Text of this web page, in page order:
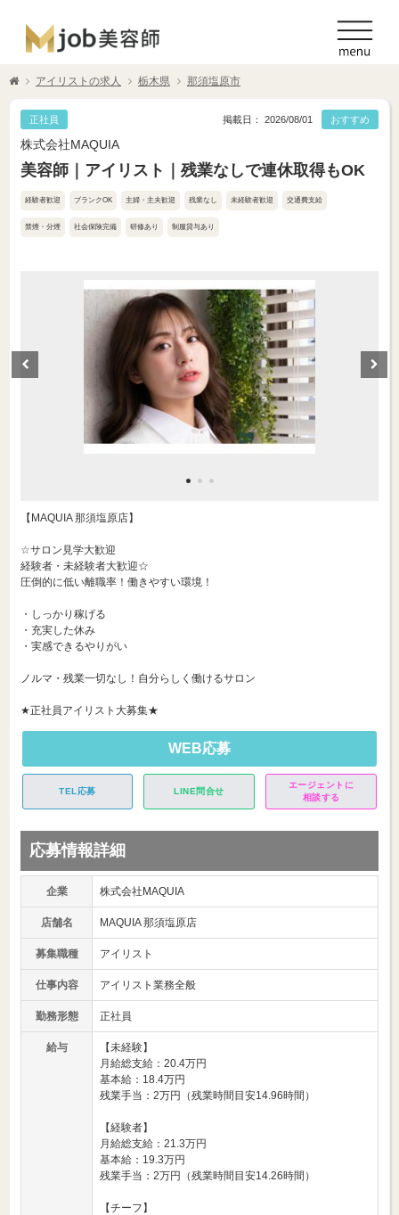
アイリストの求人 栃木県 那須塩原市
正社員 おすすめ
掲載日： 2026/08/01
株式会社MAQUIA
美容師｜アイリスト｜残業なしで連休取得もOK
経験者歓迎 ブランクOK 主婦・主夫歓迎 残業なし 未経験者歓迎 交通費支給
禁煙・分煙 社会保険完備 研修あり 制服貸与あり
【MAQUIA 那須塩原店】
☆サロン見学大歓迎
経験者・未経験者大歓迎☆
圧倒的に低い離職率！働きやすい環境！
・しっかり稼げる
・充実した休み
・実感できるやりがい
ノルマ・残業一切なし！自分らしく働けるサロン
★正社員アイリスト大募集★
WEB応募
TEL応募 LINE問合せ
エージェントに
相談する
応募情報詳細
企業 株式会社MAQUIA
店舗名 MAQUIA 那須塩原店
募集職種 アイリスト
仕事内容 アイリスト業務全般
勤務形態 正社員
給与
【未経験】
月給総支給：20.4万円
基本給：18.4万円
残業手当：2万円（残業時間目安14.96時間）
【経験者】
月給総支給：21.3万円
基本給：19.3万円
残業手当：2万円（残業時間目安14.26時間）
【チーフ】